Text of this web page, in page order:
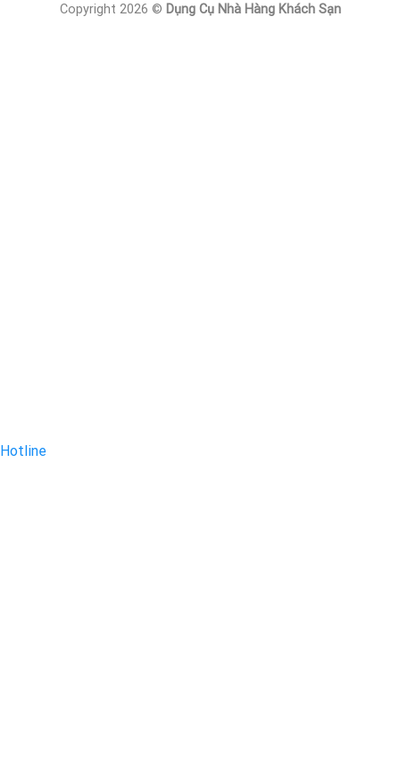
Copyright 2026 © Dụng Cụ Nhà Hàng Khách Sạn
Hotline